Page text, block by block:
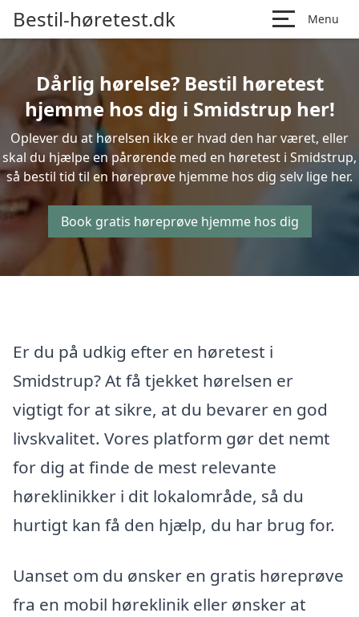
Bestil-høretest.dk Menu
Dårlig hørelse? Bestil høretest
hjemme hos dig i Smidstrup her!
Oplever du at hørelsen ikke er hvad den har været, eller
skal du hjælpe en pårørende med en høretest i Smidstrup,
så bestil tid til en høreprøve hjemme hos dig selv lige her.
Book gratis høreprøve hjemme hos dig
Er du på udkig efter en høretest i
Smidstrup? At få tjekket hørelsen er
vigtigt for at sikre, at du bevarer en god
livskvalitet. Vores platform gør det nemt
for dig at finde de mest relevante
høreklinikker i dit lokalområde, så du
hurtigt kan få den hjælp, du har brug for.
Uanset om du ønsker en gratis høreprøve
fra en mobil høreklinik eller ønsker at